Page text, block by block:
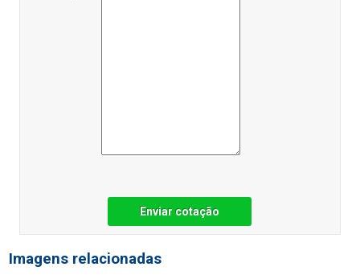
Enviar cotação
Imagens relacionadas